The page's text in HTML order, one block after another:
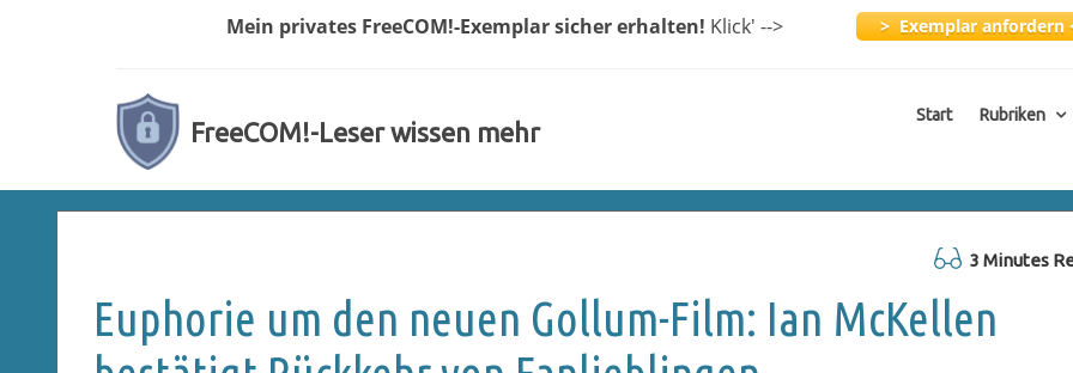
Mein privates FreeCOM!-Exemplarsicher erhalten! Klick' --> > Exemplar anfordern
FreeCOM!-Leser wissen mehr
Start Rubriken
3 Minutes
Euphorie um den neuen Gollum-Film: Ian McKellen